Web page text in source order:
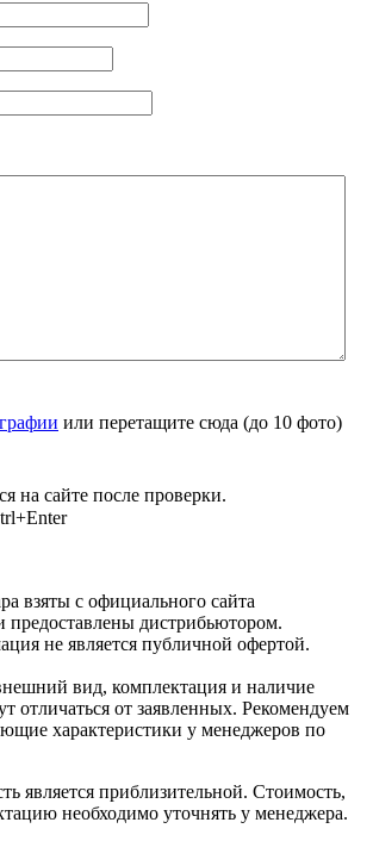
или перетащите сюда (до 10 фото)
на сайте после проверки.
взяты с официального сайта
предоставлены дистрибьютором.
не является публичной офертой.
вид, комплектация и наличие
отличаться от заявленных. Рекомендуем
характеристики у менеджеров по
является приблизительной. Стоимость,
необходимо уточнять у менеджера.